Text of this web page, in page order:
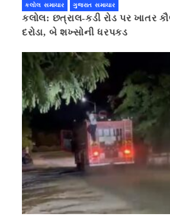
કલોલ સમાચાર ગુજરાત સમાચાર
કલોલ: છત્રાલ-કડી રોડ પર ખાતર
દરોડા, બે શખ્સોની ધરપકડ